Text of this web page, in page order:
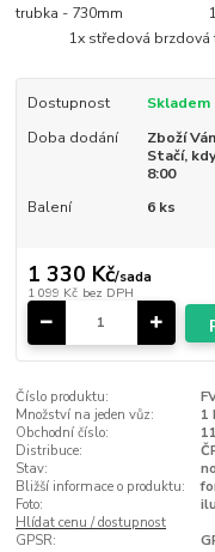
trubka - 730mm 1x
1x středová
Dostupnost
Skladem
Doba dodání
Zboží
Stačí,
8:00
Balení
6 ks
1 330 Kč/sada
1 099 Kč bez DPH
Číslo produktu:
Množství na jeden vůz:
1
Obchodní číslo:
Distribuce:
Stav:
Bližší informace o produktu:
Foto:
Hlídat cenu / dostupnost
GPSR: